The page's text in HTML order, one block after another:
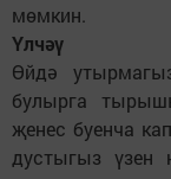
мөмкин.
Үлчәү
Өйдә
булырга
җенес буенча
дустыгыз үзен